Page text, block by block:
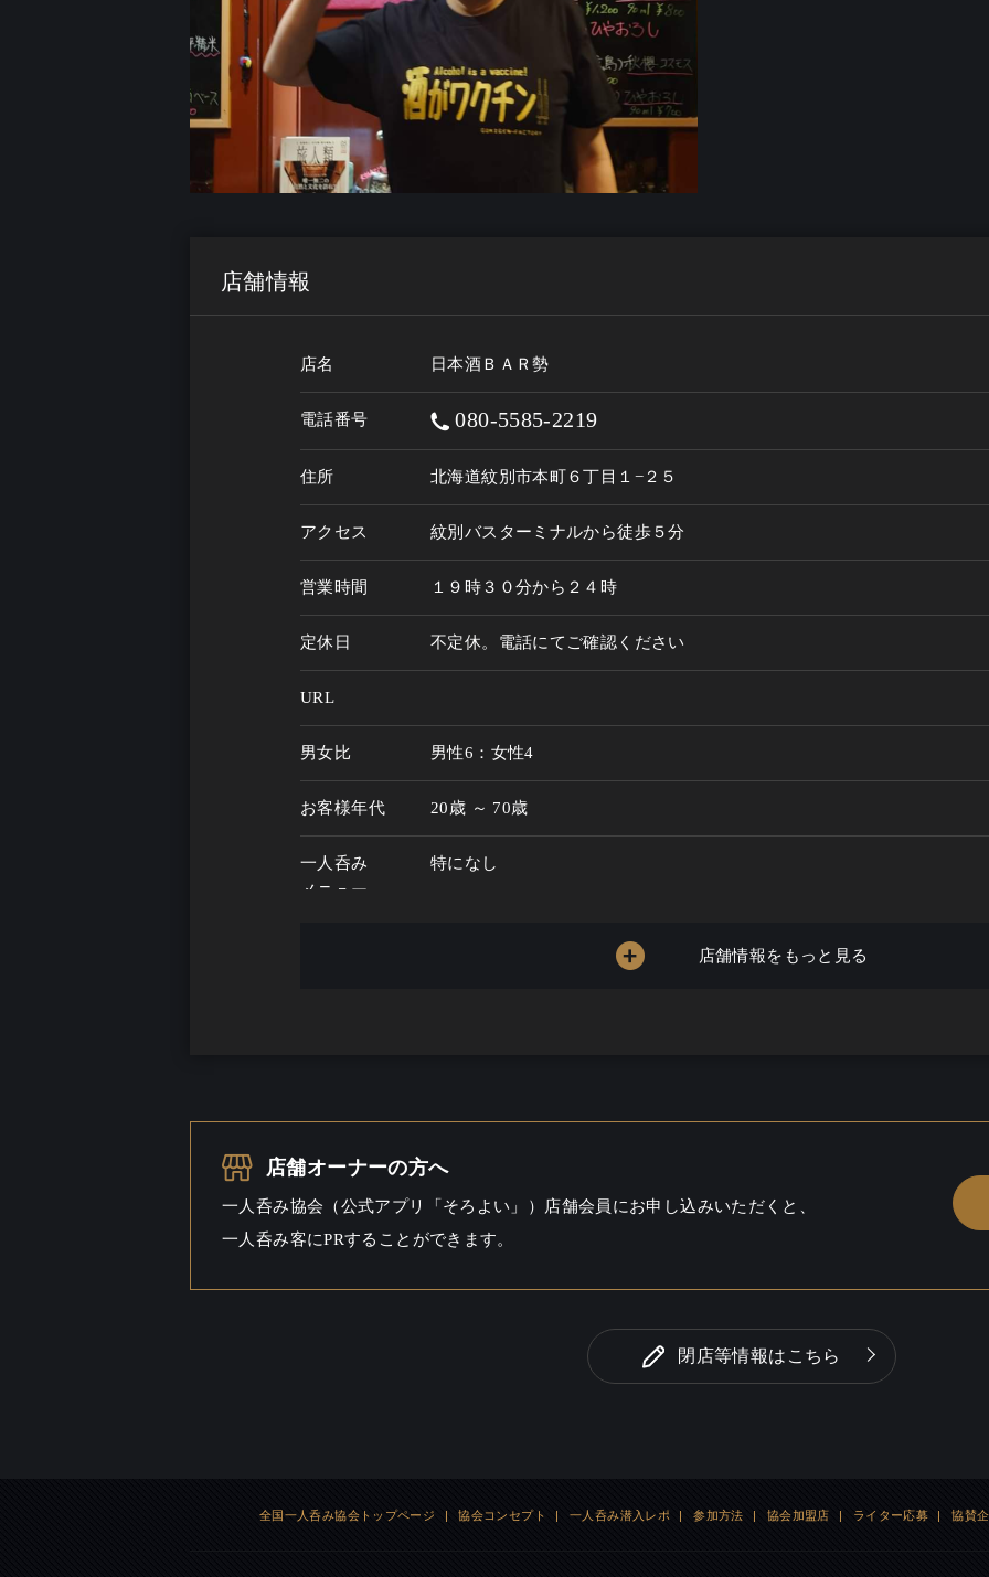
店舗情報
店名 日本酒ＢＡＲ勢
電話番号 080-5585-2219
住所 北海道紋別市本町６丁目１−２５
アクセス 紋別バスターミナルから徒歩５分
営業時間 １９時３０分から２４時
定休日 不定休。電話にてご確認ください
URL
男女比 男性6：女性4
お客様年代 20歳 ～ 70歳
一人呑み
メニュー
特になし
店舗情報をもっと見る
店舗オーナーの方へ
一人呑み協会（公式アプリ「そろよい」）店舗会員にお申し込みいただくと、
一人呑み客にPRすることができます。
閉店等情報はこちら
全国一人呑み協会トップページ | 協会コンセプト | 一人呑み潜入レポ | 参加方法 | 協会加盟店 | ライター応募 | 協賛